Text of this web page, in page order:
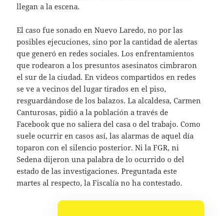
llegan a la escena.
El caso fue sonado en Nuevo Laredo, no por las
posibles ejecuciones, sino por la cantidad de alertas
que generó en redes sociales. Los enfrentamientos
que rodearon a los presuntos asesinatos cimbraron
el sur de la ciudad. En videos compartidos en redes
se ve a vecinos del lugar tirados en el piso,
resguardándose de los balazos. La alcaldesa, Carmen
Canturosas, pidió a la población a través de
Facebook que no saliera del casa o del trabajo. Como
suele ocurrir en casos así, las alarmas de aquel día
toparon con el silencio posterior. Ni la FGR, ni
Sedena dijeron una palabra de lo ocurrido o del
estado de las investigaciones. Preguntada este
martes al respecto, la Fiscalía no ha contestado.